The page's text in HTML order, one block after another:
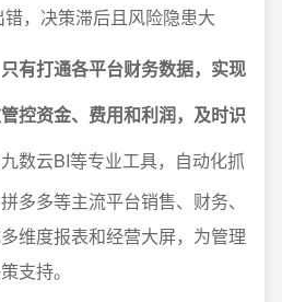
，决策滞后且风险隐患大
只有打通各平台财务数据，实现
控资金、费用和利润，及时识
数云BI等专业工具，自动化抓
多多等主流平台销售、财务、
维度报表和经营大屏，为管理
支持。